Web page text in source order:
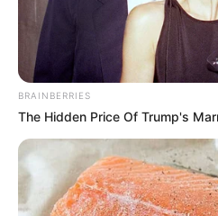
BRAINBERRIES
The Hidden Price Of Trump's